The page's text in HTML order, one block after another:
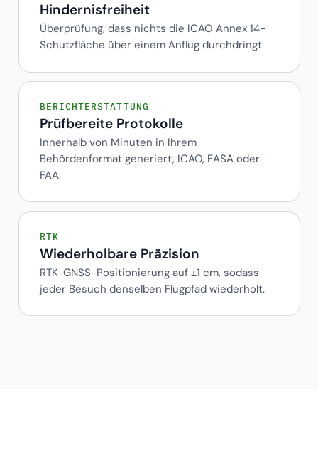
Hindernisfreiheit
Überprüfung, dass nichts die ICAO Annex 14-
Schutzfläche über einem Anflug durchdringt.
BERICHTERSTATTUNG
Prüfbereite Protokolle
Innerhalb von Minuten in Ihrem
Behördenformat generiert, ICAO, EASA oder
FAA.
RTK
Wiederholbare Präzision
RTK-GNSS-Positionierung auf ±1 cm, sodass
jeder Besuch denselben Flugpfad wiederholt.